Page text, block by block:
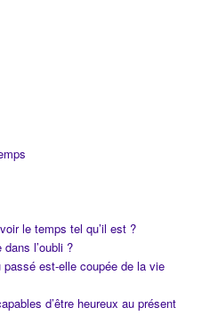
le temps tel qu’il est ?
l’oubli ?
est-elle coupée de la vie
d’être heureux au présent